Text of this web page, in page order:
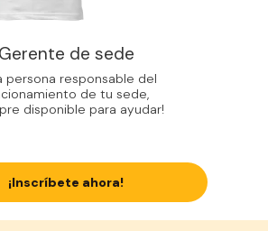
Gerente de sede
persona responsable del
de tu sede,
disponible para ayudar!
¡Inscríbete ahora!